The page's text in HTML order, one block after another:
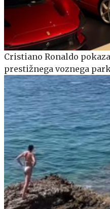
Cristiano Ronaldo
prestižnega voznega